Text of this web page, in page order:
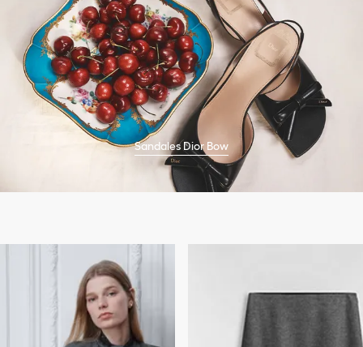
Sandales Dior Bow